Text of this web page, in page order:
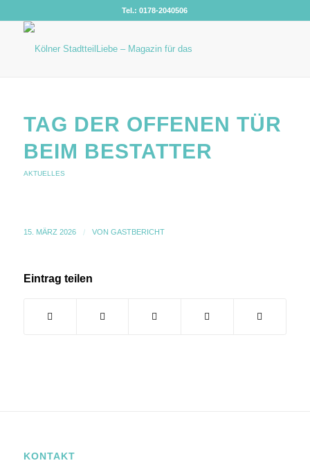
Tel.: 0178-2040506
TAG DER OFFENEN TÜR
BEIM BESTATTER
AKTUELLES
15. MÄRZ 2026 / VON GASTBERICHT
Eintrag teilen
KONTAKT